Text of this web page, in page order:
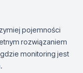
pojemności
rozwiązaniem
monitoring jest